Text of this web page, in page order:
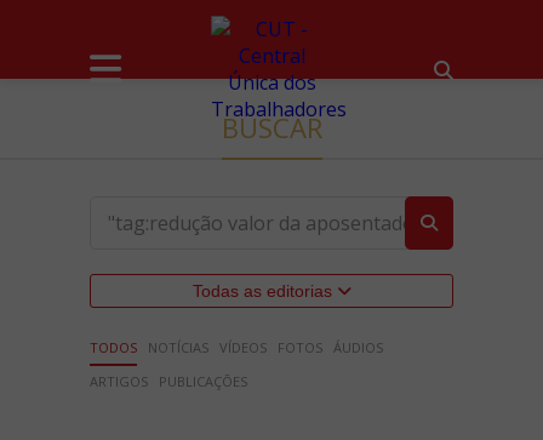
BUSCAR
Todas as editorias
TODOS NOTÍCIAS VÍDEOS FOTOS ÁUDIOS
ARTIGOS
PUBLICAÇÕES